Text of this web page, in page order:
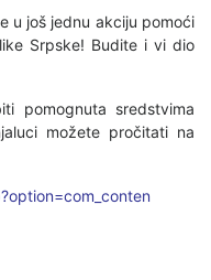
u još jednu akciju pomoći
Srpske! Budite i vi dio
pomognuta sredstvima
možete pročitati na